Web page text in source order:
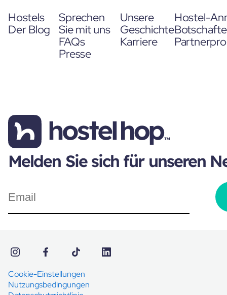
Hostels
Der Blog
Sprechen
Sie mit uns
FAQs
Presse
Unsere
Geschichte
Karriere
Hostel-
Melden Sie sich für unseren
Cookie-Einstellungen
Nutzungsbedingungen